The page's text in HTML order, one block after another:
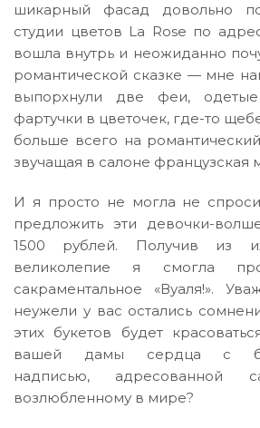
шикарный фасад довольно
студии цветов La Rose по
вошла внутрь и неожиданно
романтической сказке — мне
выпорхнули две феи,
фартучки в цветочек, где-то
больше всего на
звучащая в салоне французская
И я просто не могла не
предложить эти девочки-
1500 рублей. Получив из
великолепие я смогла
сакраментальное «Вуаля!».
неужели у вас остались
этих букетов будет
вашей дамы сердца с
надписью, адресованной
возлюбленному в мире?